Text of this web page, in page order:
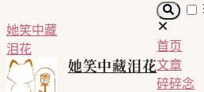
她笑中藏
泪花
她笑中藏泪花
首页
文章
碎碎念